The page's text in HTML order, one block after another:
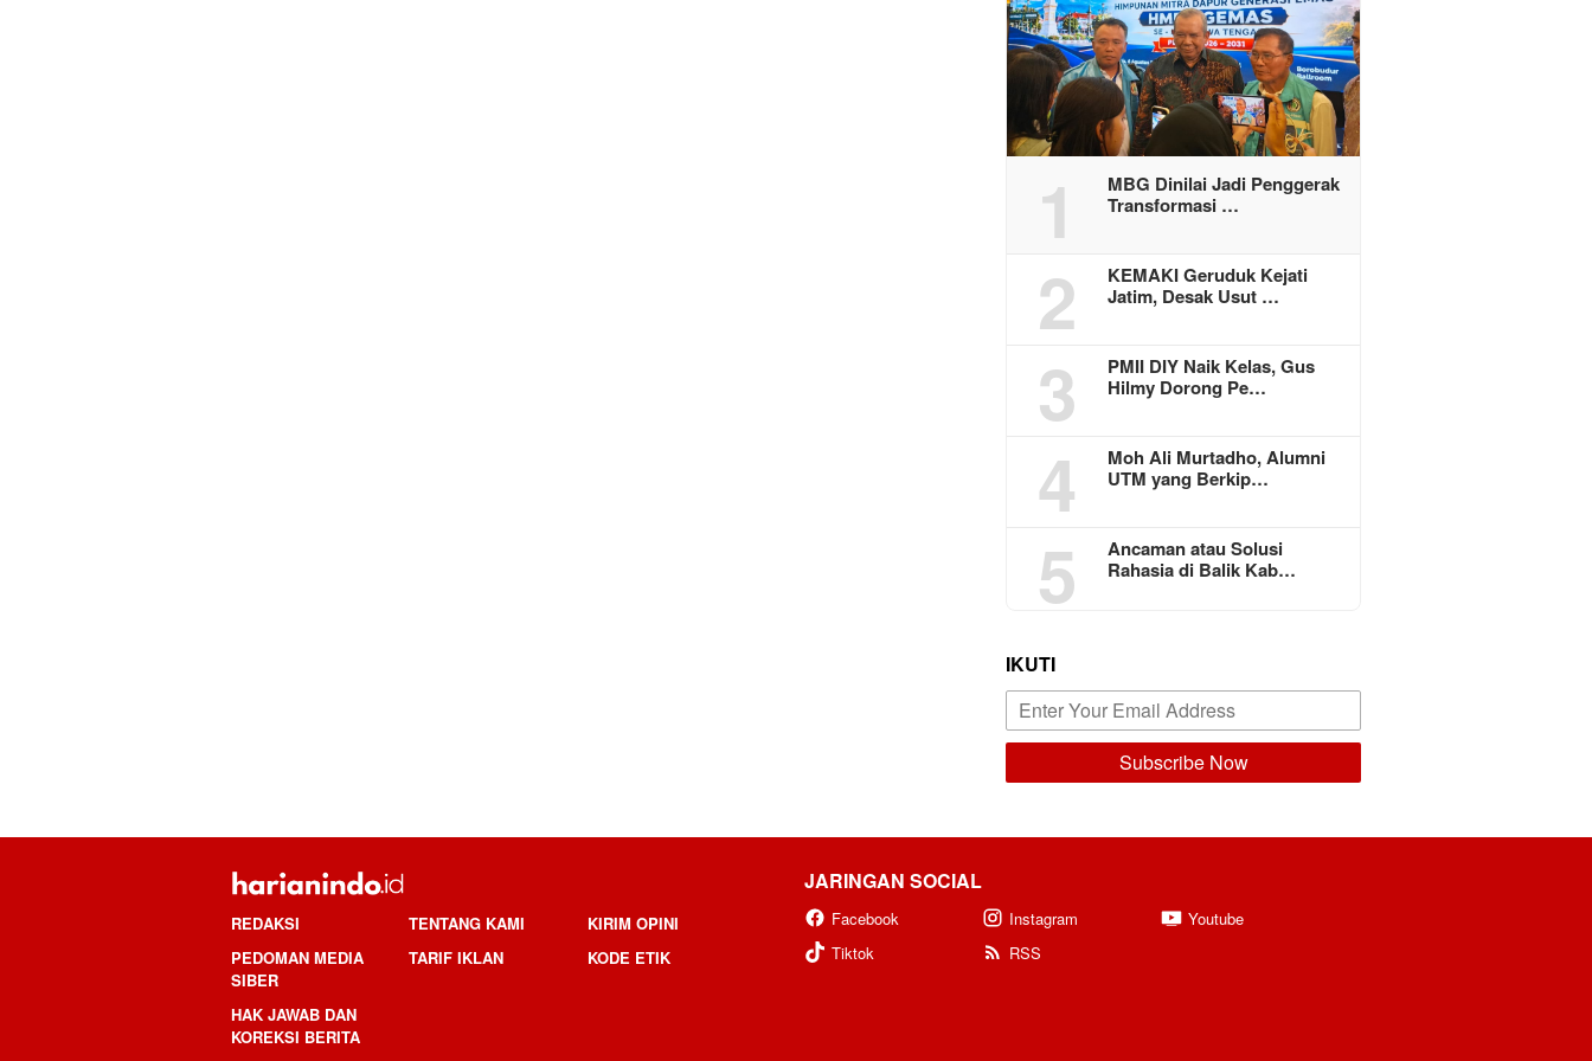
1
MBG Dinilai Jadi Penggerak
Transformasi …
2
KEMAKI Geruduk Kejati
Jatim, Desak Usut …
3
PMII DIY Naik Kelas, Gus
Hilmy Dorong Pe…
4
Moh Ali Murtadho, Alumni
UTM yang Berkip…
5
Ancaman atau Solusi
Rahasia di Balik Kab…
IKUTI
REDAKSI TENTANG KAMI
KIRIM OPINI
PEDOMAN MEDIA
SIBER
TARIF IKLAN KODE ETIK
HAK JAWAB DAN
KOREKSI BERITA
JARINGAN SOCIAL
Facebook Instagram
Youtube
Tiktok
RSS